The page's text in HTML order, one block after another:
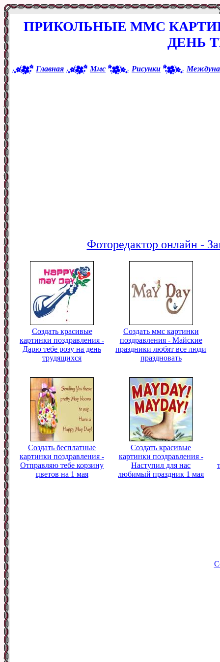
ПРИКОЛЬНЫЕ ММС
ДЕНЬ
Главная Ммс Рисунки
Фоторедактор онлайн -
Создать красивые
картинки поздравления -
Дарю тебе розу на день
трудящихся
Создать ммс картинки
поздравления - Майские
праздники любят все люди
праздновать
Создать бесплатные
картинки поздравления -
Отправляю тебе корзину
цветов на 1 мая
Создать красивые
картинки поздравления -
Наступил для нас
любимый праздник 1 мая